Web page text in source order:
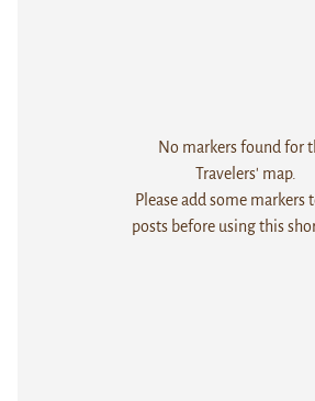
No markers found for
Travelers' map.
Please add some markers
posts before using this